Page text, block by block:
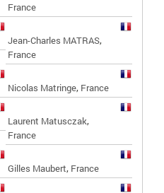
France
Jean-Charles MATRAS,
France
Nicolas Matringe, France
Laurent Matusczak,
France
Gilles Maubert, France